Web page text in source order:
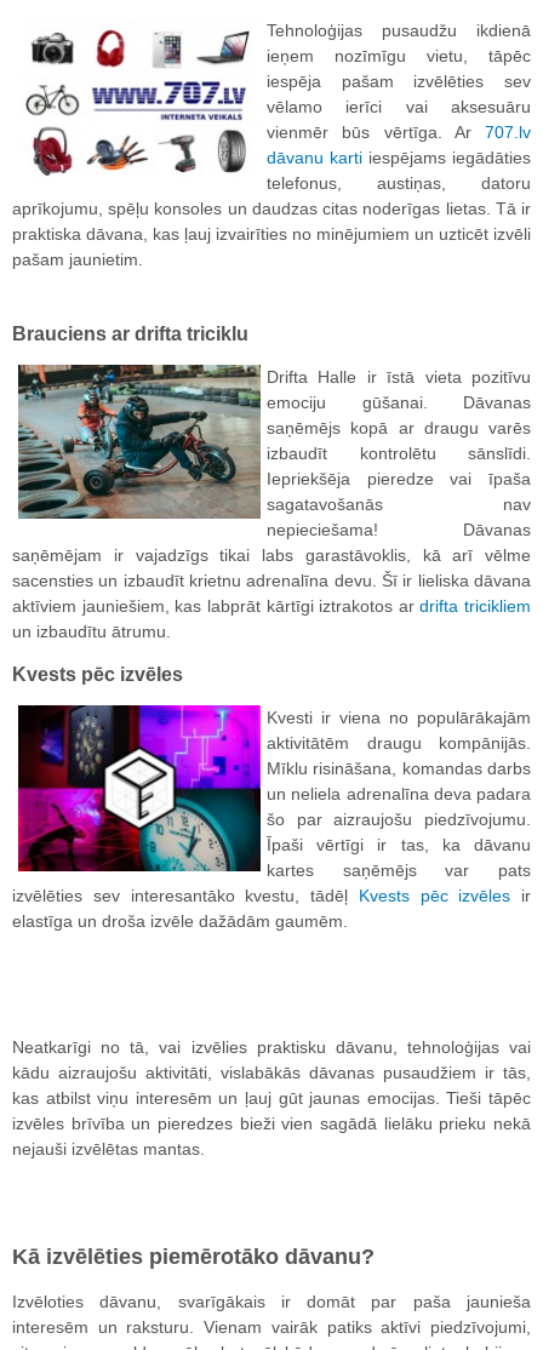
Tehnoloģijas pusaudžu ikdienā
ieņem nozīmīgu vietu, tāpēc
iespēja pašam izvēlēties sev
vēlamo ierīci vai aksesuāru
vienmēr būs vērtīga. Ar 707.lv
dāvanu karti iespējams iegādāties
telefonus, austiņas, datoru
aprīkojumu, spēļu konsoles un daudzas citas noderīgas lietas. Tā ir
praktiska dāvana, kas ļauj izvairīties no minējumiem un uzticēt izvēli
pašam jaunietim.
Brauciens ar drifta triciklu
Drifta Halle ir īstā vieta pozitīvu
emociju gūšanai. Dāvanas
saņēmējs kopā ar draugu varēs
izbaudīt kontrolētu sānslīdi.
Iepriekšēja pieredze vai īpaša
sagatavošanās nav
nepieciešama! Dāvanas
saņēmējam ir vajadzīgs tikai labs garastāvoklis, kā arī vēlme
sacensties un izbaudīt krietnu adrenalīna devu. Šī ir lieliska dāvana
aktīviem jauniešiem, kas labprāt kārtīgi iztrakotos ardrifta tricikliem
un izbaudītu ātrumu.
Kvests pēc izvēles
Kvesti ir viena no populārākajām
aktivitātēm draugu kompānijās.
Mīklu risināšana, komandas darbs
un neliela adrenalīna deva padara
šo par aizraujošu piedzīvojumu.
Īpaši vērtīgi ir tas, ka dāvanu
kartes saņēmējs var pats
izvēlēties sev interesantāko kvestu, tādēļ Kvests pēc izvēles ir
elastīga un droša izvēle dažādām gaumēm.
Neatkarīgi no tā, vai izvēlies praktisku dāvanu, tehnoloģijas vai
kādu aizraujošu aktivitāti, vislabākās dāvanas pusaudžiem ir tās,
kas atbilst viņu interesēm un ļauj gūt jaunas emocijas. Tieši tāpēc
izvēles brīvība un pieredzes bieži vien sagādā lielāku prieku nekā
nejauši izvēlētas mantas.
Kā izvēlēties piemērotāko dāvanu?
Izvēloties dāvanu, svarīgākais ir domāt par paša jaunieša
interesēm un raksturu. Vienam vairāk patiks aktīvi piedzīvojumi,